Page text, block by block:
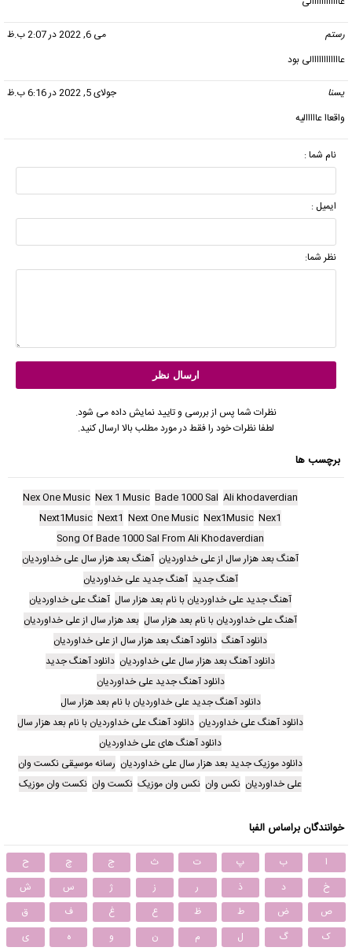
رستم
می 6, 2022 در 2:07 ب.ظ
عاااااااااااالی بود
یسنا
جولای 5, 2022 در 6:16 ب.ظ
واقعاا عااااالیه
نام شما :
ایمیل :
نظر شما:
نظرات شما پس از بررسی و تایید نمایش داده می شود.
لطفا نظرات خود را فقط در مورد مطلب بالا ارسال کنید.
برچسب ها
Ali khodaverdian
Bade 1000 Sal
Nex 1 Music
Nex One Music
Nex1
Nex1Music
Next One Music
Next1
Next1Music
Song Of Bade 1000 Sal From Ali Khodaverdian
آهنگ بعد هزار سال از علی خداوردیان آهنگ بعد هزار سال علی خداوردیان
آهنگ جدید آهنگ جدید علی خداوردیان
آهنگ جدید علی خداوردیان با نام بعد هزار سال آهنگ علی خداوردیان
آهنگ علی خداوردیان با نام بعد هزار سال بعد هزار سال از علی خداوردیان
دانلود آهنگ دانلود آهنگ بعد هزار سال از علی خداوردیان
دانلود آهنگ بعد هزار سال علی خداوردیان دانلود آهنگ جدید
دانلود آهنگ جدید علی خداوردیان
دانلود آهنگ جدید علی خداوردیان با نام بعد هزار سال
دانلود آهنگ علی خداوردیان دانلود آهنگ علی خداوردیان با نام بعد هزار سال
دانلود آهنگ های علی خداوردیان
دانلود موزیک جدید بعد هزار سال علی خداوردیان رسانه موسیقی نکست وان
علی خداوردیان نکس وان نکس وان موزیک نکست وان نکست وان موزیک
خوانندگان براساس الفبا
ا ب پ ت ث ج چ
ح
خ
د ذ ر ز ژ س
ش
ص
ض ط ظ ع غ ف
ق
ک
گ ل م ن و ه ی